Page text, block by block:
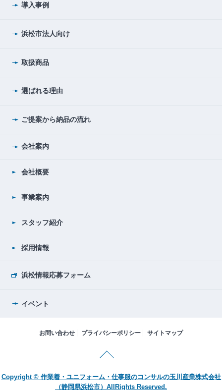
導入事例
浜松市法人向け
取扱商品
選ばれる理由
ご提案から納品の流れ
会社案内
会社概要
事業案内
スタッフ紹介
採用情報
浜松情報応募フォーム
イベント
お問い合わせ プライバシーポリシー サイトマップ
Copyright © 作業着・ユニフォーム・仕事服のコンサルの玉川産業株式会社
（静岡県浜松市）AllRights Reserved.